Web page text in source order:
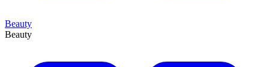
Beauty
Beauty